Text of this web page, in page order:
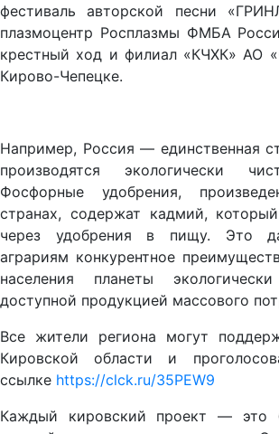
фестиваль авторской песни
плазмоцентр Росплазмы ФМБА
крестный ход и филиал «КЧХК» АО
Кирово-Чепецке.
Например, Россия — единственная
производятся экологически
Фосфорные удобрения,
странах, содержат кадмий,
через удобрения в пищу. Это
аграриям конкурентное
населения планеты
доступной продукцией массового
Все жители региона могут
Кировской области и
ссылке https://clck.ru/35PEW9
Каждый кировский проект — это